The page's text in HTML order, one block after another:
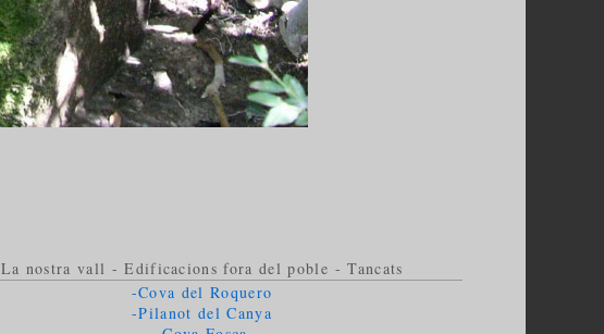
La nostra vall - Edificacions fora del poble - Tancats
-Cova del Roquero
-Pilanot del Canya